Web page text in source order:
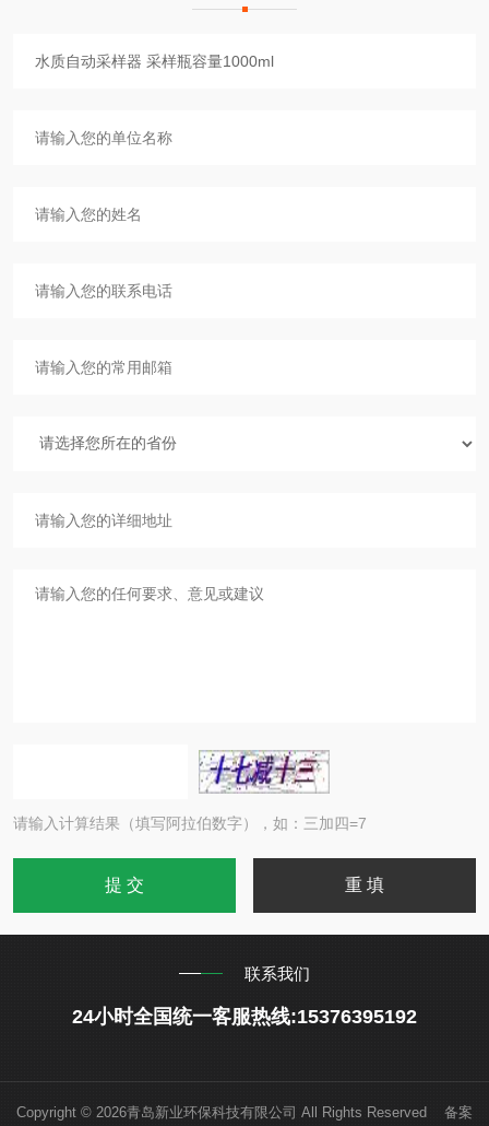
请输入计算结果（填写阿拉伯数字），如：三加四=7
联系我们
24小时全国统一客服热线:15376395192
Copyright © 2026青岛新业环保科技有限公司 All Rights Reserved 备案